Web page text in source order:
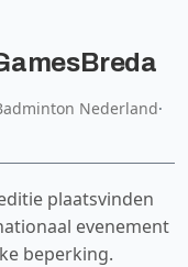
Nederland·
plaatsvinden
evenement
beperking.